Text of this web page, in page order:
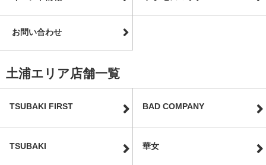
お問い合わせ
土浦エリア店舗一覧
TSUBAKI FIRST BAD COMPANY
TSUBAKI 華女